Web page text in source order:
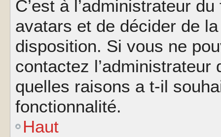
C’est à l’administrateur
avatars et de décider de
disposition. Si vous ne
contactez
quelles raisons a t-il
fonctionnalité.
Haut